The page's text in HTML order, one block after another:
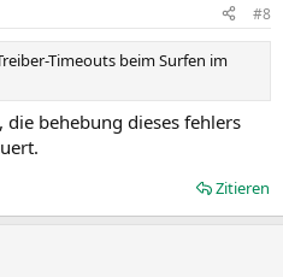
#8
Timeouts beim Surfen im
behebung dieses fehlers
Zitieren